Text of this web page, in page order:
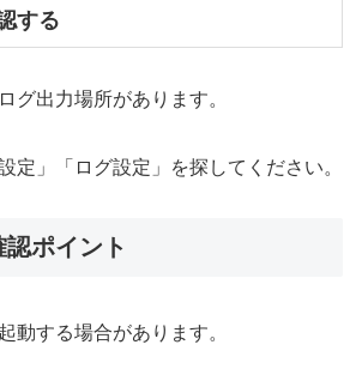
する
グ出力場所があります。
定」「ログ設定」を探してください。
ポイント
動する場合があります。